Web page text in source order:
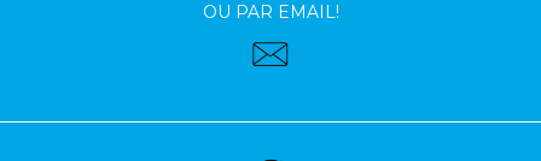
OU PAR EMAIL!